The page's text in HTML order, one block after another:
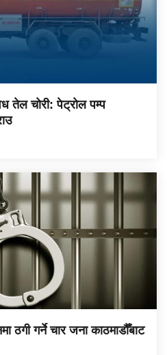
तेल चोरी: पेट्रोल पम्प
ठगी गर्ने चार जना काठमाडौँबाट